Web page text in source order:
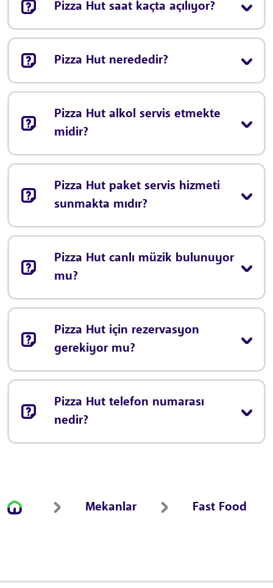
Pizza Hut saat kaçta açılıyor?
Pizza Hut nerededir?
Pizza Hut alkol servis etmekte
midir?
Pizza Hut paket servis hizmeti
sunmakta mıdır?
Pizza Hut canlı müzik bulunuyor
mu?
Pizza Hut için rezervasyon
gerekiyor mu?
Pizza Hut telefon numarası
nedir?
Mekanlar Fast Food